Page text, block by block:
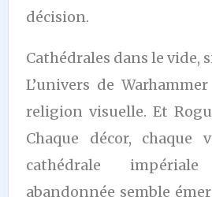
décision.
Cathédrales dans le vide,
L’univers de
religion visuelle. Et
Chaque décor, chaque
cathédrale
abandonnée semble